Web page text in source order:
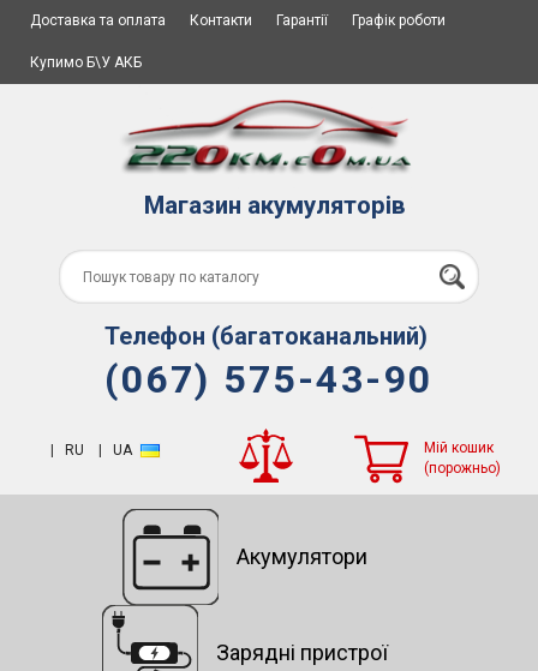
Доставка та оплата Контакти Гарантії Графік роботи
Купимо Б\У АКБ
Магазин акумуляторів
Телефон (багатоканальний)
(067) 575-43-90
RU UA
Мій кошик
(порожньо)
Акумулятори
Зарядні пристрої